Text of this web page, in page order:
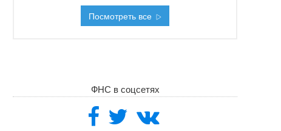
Посмотреть все
ФНС в соцсетях